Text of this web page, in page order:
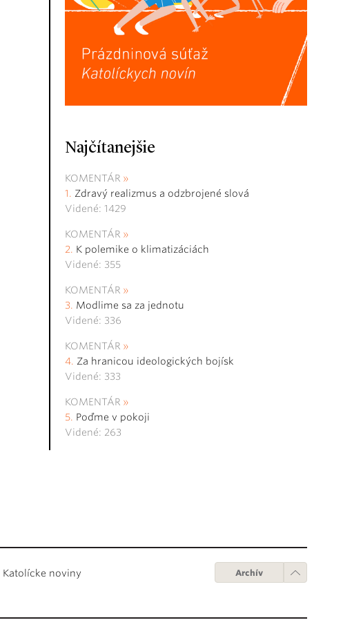
Najčítanejšie
KOMENTÁR
Zdravý realizmus a odzbrojené slová
Videné: 1429
KOMENTÁR
K polemike o klimatizáciách
Videné: 355
KOMENTÁR
Modlime sa za jednotu
Videné: 336
KOMENTÁR
Za hranicou ideologických bojísk
Videné: 333
KOMENTÁR
Poďme v pokoji
Videné: 263
noviny Archív